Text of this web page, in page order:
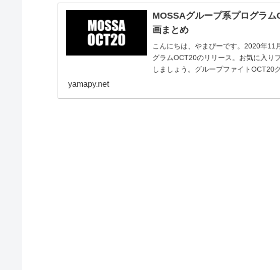
MOSSAグループ系プログラ
画まとめ
こんにちは、やまぴーです。2020年11
グラムOCT20のリリース。お気に入り
しましょう。グループファイトOCT20
yamapy.net